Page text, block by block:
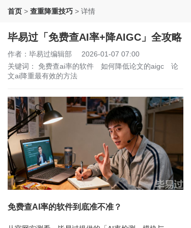
首页 > 查重降重技巧 > 详情
毕易过「免费查AI率+降AIGC」全攻略
作者：毕易过编辑部
2026-01-07 07:00
关键词： 免费查ai率的软件 如何降低论文的aigc
论
文ai降重最有效的方法
免费查AI率的软件到底准不准？